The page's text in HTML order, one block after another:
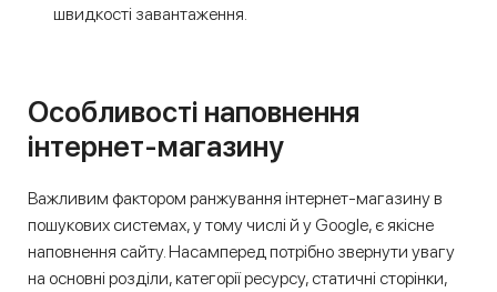
швидкості завантаження.
Особливості наповнення
інтернет-магазину
Важливим фактором ранжування інтернет-магазину в
пошукових системах, у тому числі й у Google, є якісне
наповнення сайту. Насамперед потрібно звернути увагу
на основні розділи, категорії ресурсу, статичні сторінки,